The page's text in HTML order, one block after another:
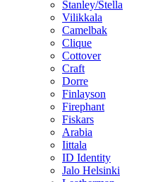
Stanley/Stella
Vilikkala
Camelbak
Clique
Cottover
Craft
Dorre
Finlayson
Firephant
Fiskars
Arabia
Iittala
ID Identity
Jalo Helsinki